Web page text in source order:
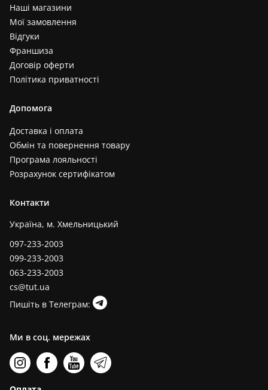
Наші магазини
Мої замовлення
Відгуки
Франшиза
Договір оферти
Політика приватності
Допомога
Доставка і оплата
Обмін та повернення товару
Програма лояльності
Розрахунок сертифікатом
Контакти
Україна, м. Хмельницький
097-233-2003
099-233-2003
063-233-2003
cs@tut.ua
Пишіть в Телеграм:
Ми в соц. мережах